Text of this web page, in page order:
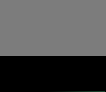
Hírek